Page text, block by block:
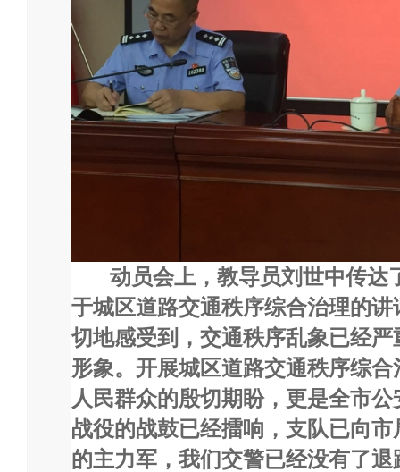
动员会上，教导员刘世中传达
于城区道路交通秩序综合治理的
切地感受到，交通秩序乱象已经
形象。开展城区道路交通秩序综
人民群众的殷切期盼，更是全市
战役的战鼓已经擂响，支队已向
的主力军，我们交警已经没有了